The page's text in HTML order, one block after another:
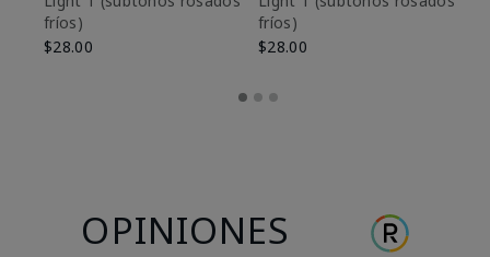
fríos)
$28.00
fríos)
$28.00
OPINIONES